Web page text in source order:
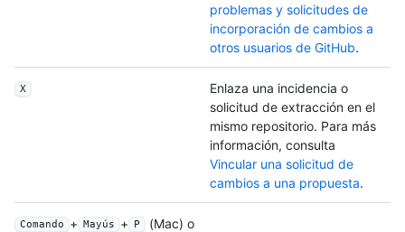
problemas y solicitudes de
incorporación de cambios a
otros usuarios de GitHub.
X
Enlaza una incidencia o
solicitud de extracción en el
mismo repositorio. Para más
información, consulta
Vincular una solicitud de
cambios a una propuesta.
Comando + Mayús + P (Mac) o